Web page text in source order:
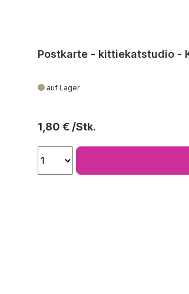
Postkarte - kittiekatstudio -
auf Lager
Regulärer Preis:
1,80 €